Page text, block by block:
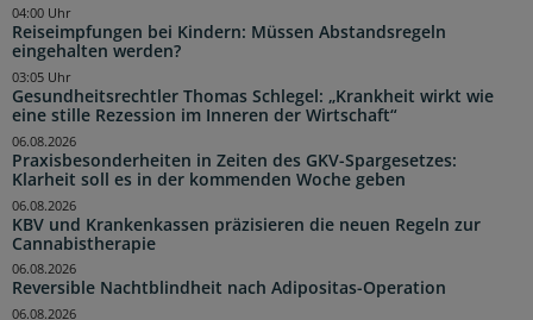
Reiseimpfungen bei Kindern: Müssen Abstandsregeln
eingehalten werden?
04:00 Uhr
Gesundheitsrechtler Thomas Schlegel: „Krankheit wirkt wie
eine stille Rezession im Inneren der Wirtschaft“
03:05 Uhr
Praxisbesonderheiten in Zeiten des GKV-Spargesetzes:
Klarheit soll es in der kommenden Woche geben
06.08.2026
KBV und Krankenkassen präzisieren die neuen Regeln zur
Cannabistherapie
06.08.2026
Reversible Nachtblindheit nach Adipositas-Operation
06.08.2026
06.08.2026